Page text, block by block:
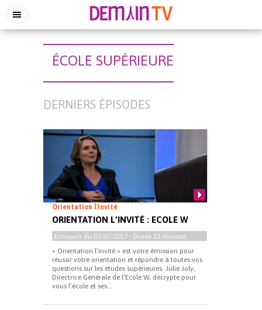
ÉCOLE SUPÉRIEURE
DERNIERS ÉPISODES
Orientation l'Invité
ORIENTATION L’INVITÉ : ECOLE W
Emission du 03/07/2017 - Durée 13 minutes
« Orientation l’Invité » est votre émission pour
réussir votre orientation et répondre à toutes vos
questions sur les études supérieures. Julie Joly,
Directrice Générale de l’Ecole W, décrypte pour
vous l’école et ses...